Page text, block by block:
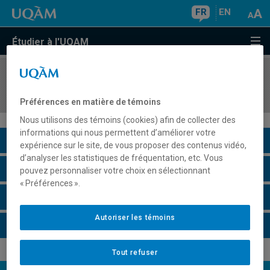
FR EN
Étudier à l'UQAM
COURS//
Description du cours
Horaire - Été 2026
Préférences en matière de témoins
Nous utilisons des témoins (cookies) afin de collecter des
informations qui nous permettent d’améliorer votre
expérience sur le site, de vous proposer des contenus vidéo,
d’analyser les statistiques de fréquentation, etc. Vous
pouvez personnaliser votre choix en sélectionnant
« Préférences ».
Tout refuser
Autoriser les témoins